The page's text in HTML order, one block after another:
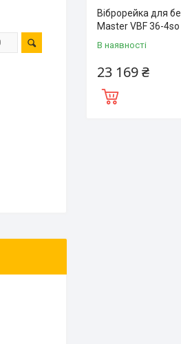
Віброрейка для
Master VBF 36-4so
В наявності
23 169 ₴